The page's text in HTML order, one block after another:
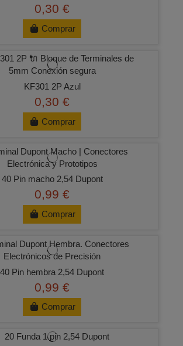
0,30 €
Comprar
KF301 2P Azul
0,30 €
Comprar
40 Pin macho 2,54 Dupont
0,99 €
Comprar
40 Pin hembra 2,54 Dupont
0,99 €
Comprar